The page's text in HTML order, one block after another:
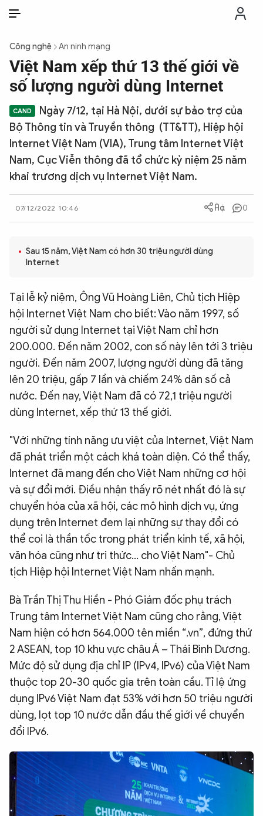
THỜI SỰ
CHỐNG DIỄN BIẾN HÒA BÌNH
CÔNG AN TRONG LÒNG DÂN
XÃ HỘI
PHÁP LUẬT
VĂN HÓA - THỂ THAO
BẠN ĐỌC & CAND
ĐA PHƯƠNG TIỆN
eMagazine
Podcast
Infographic
Chuyên trangAn ninh thế giớiVăn nghệ Công an
Chuyên đề
Công nghệ An ninh mạng
Việt Nam xếp thứ 13 thế giới về
số lượng người dùng Internet
Ngày 7/12, tại Hà Nội, dưới sự bảo trợ của
Bộ Thông tin và Truyền thông (TT&TT), Hiệp hội
Internet Việt Nam (VIA), Trung tâm Internet Việt
Nam, Cục Viễn thông đã tổ chức kỷ niệm 25 năm
khai trương dịch vụ Internet Việt Nam.
07/12/2022 10:46 0
Sau 15 năm, Việt Nam có hơn 30 triệu người dùng
Internet
Tại lễ kỷ niệm, Ông Vũ Hoàng Liên, Chủ tịch Hiệp
hội Internet Việt Nam cho biết: Vào năm 1997, số
người sử dụng Internet tại Việt Nam chỉ hơn
200.000. Đến năm 2002, con số này lên tới 3 triệu
người. Đến năm 2007, lượng người dùng đã tăng
lên 20 triệu, gấp 7 lần và chiếm 24% dân số cả
nước. Đến nay, Việt Nam đã có 72,1 triệu người
dùng Internet, xếp thứ 13 thế giới.
"Với những tính năng ưu việt của Internet, Việt Nam
đã phát triển một cách khá toàn diện. Có thể thấy,
Internet đã mang đến cho Việt Nam những cơ hội
và sự đổi mới. Điều nhận thấy rõ nét nhất đó là sự
chuyển hóa của xã hội, các mô hình dịch vụ, ứng
dụng trên Internet đem lại những sự thay đổi có
thể coi là thần tốc trong phát triển kinh tế, xã hội,
văn hóa cũng như tri thức... cho Việt Nam"- Chủ
tịch Hiệp hội Internet Việt Nam nhấn mạnh.
Bà Trần Thị Thu Hiền - Phó Giám đốc phụ trách
Trung tâm Internet Việt Nam cũng cho rằng, Việt
Nam hiện có hơn 564.000 tên miền “.vn”, đứng thứ
2 ASEAN, top 10 khu vực châu Á – Thái Bình Dương.
Mức độ sử dụng địa chỉ IP (IPv4, IPv6) của Việt Nam
thuộc top 20-30 quốc gia trên toàn cầu. Tỉ lệ ứng
dụng IPv6 Việt Nam đạt 53% với hơn 50 triệu người
dùng, lọt top 10 nước dẫn đầu thế giới về chuyển
đổi IPv6.